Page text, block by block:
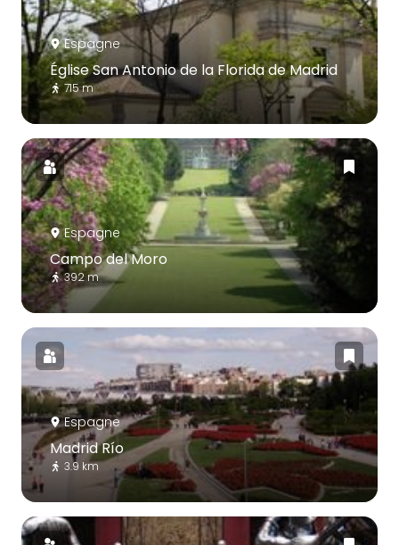
Espagne
Église San Antonio de la Florida de Madrid
715 m
Espagne
Campo del Moro
392 m
Espagne
Madrid Río
3.9 km